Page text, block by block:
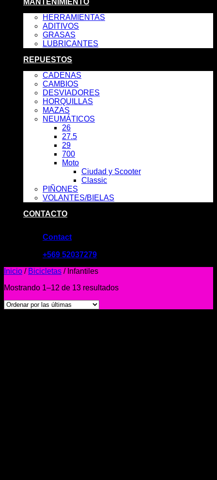
MANTENIMIENTO
HERRAMIENTAS
ADITIVOS
GRASAS
LUBRICANTES
REPUESTOS
CADENAS
CAMBIOS
DESVIADORES
HORQUILLAS
MAZAS
NEUMÁTICOS
26
27.5
29
700
Moto
Ciudad y Scooter
Classic
PIÑONES
VOLANTES/BIELAS
CONTACTO
Contact
+569 52037279
Inicio / Bicicletas /Infantiles
Mostrando 1–12 de 13 resultados